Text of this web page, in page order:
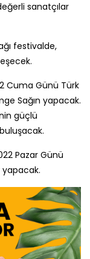
sanatçılar
festivalde,
Cuma Günü Türk
Sağın yapacak.
güçlü
Pazar Günü